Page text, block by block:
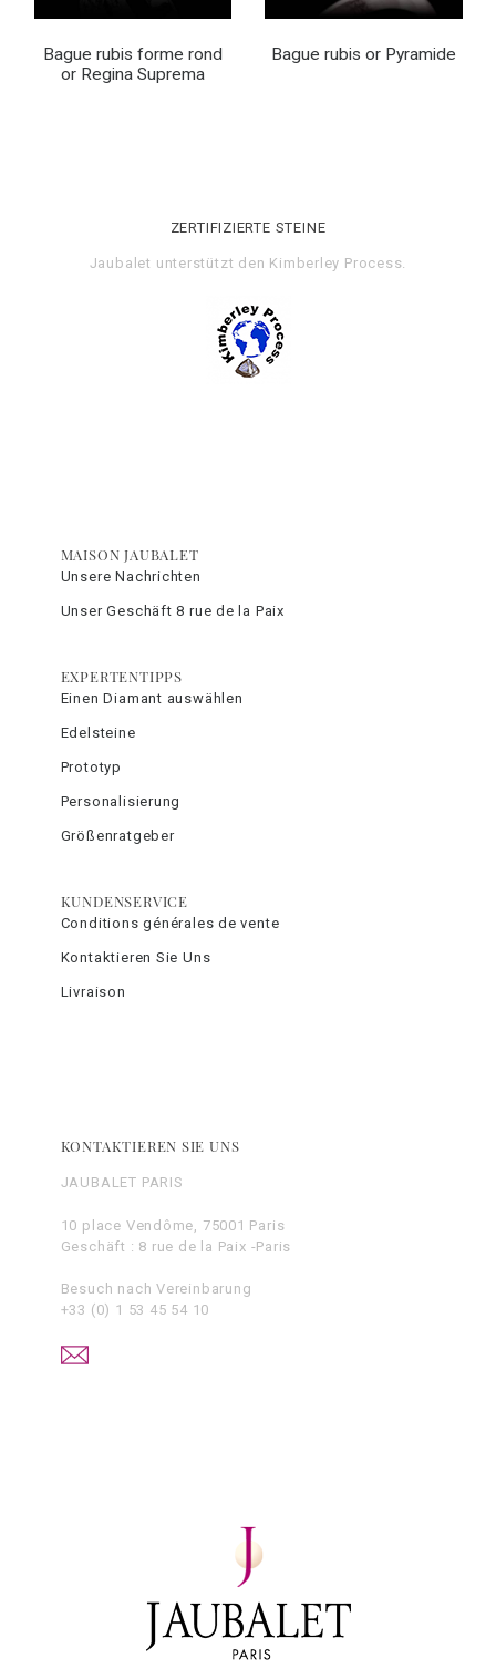
Bague rubis forme rond
or Regina Suprema
Bague rubis or Pyramide
ZERTIFIZIERTE STEINE
Jaubalet unterstützt den Kimberley Process.
MAISON JAUBALET
Unsere Nachrichten
Unser Geschäft 8 rue de la Paix
EXPERTENTIPPS
Einen Diamant auswählen
Edelsteine
Prototyp
Personalisierung
Größenratgeber
KUNDENSERVICE
Conditions générales de vente
Kontaktieren Sie Uns
Livraison
KONTAKTIEREN SIE UNS
JAUBALET PARIS
10 place Vendôme, 75001 Paris
Geschäft : 8 rue de la Paix -Paris
Besuch nach Vereinbarung
+33 (0) 1 53 45 54 10